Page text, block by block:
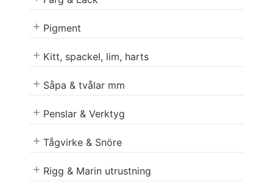
Pigment
Kitt, spackel, lim, harts
Såpa & tvålar mm
Penslar & Verktyg
Tågvirke & Snöre
Rigg & Marin utrustning